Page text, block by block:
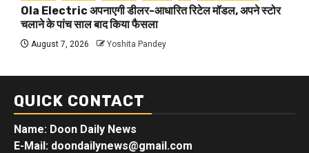
Ola Electric अपनाएगी डीलर-आधारित रिटेल मॉडल, अपने स्टोर
चलाने के पांच साल बाद किया फैसला
August 7, 2026 Yoshita Pandey
QUICK CONTACT
Name: Doon Daily News
E-Mail: doondailynews@gmail.com